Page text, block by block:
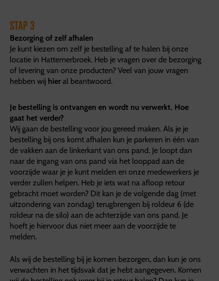
Stap 3
Bezorging of zelf afhalen
Je kunt kiezen om zelf je bestelling af te halen bij onze
locatie in Hattemerbroek. Heb je vragen over de bezorging
of levering van onze producten? Veel van jouw vragen
hebben wij hier al beantwoord.
Je bestelling is ontvangen en wordt nu verwerkt. Hoe
gaat het verder?
Wij gaan de bestelling voor jou gereed maken. Als je je
bestelling bij ons komt afhalen kun je parkeren in één van
de vakken aan de linkerkant van ons pand. Je loopt dan
naar de ingang van ons pand via het looppad aan de
voorzijde waar je je kunt melden en onze medewerkers je
verder zullen helpen. Heb je iets wat na afloop retour
gebracht moet worden? Dit kan je de volgende dag (met
uitzondering van zondag) terugbrengen bij roldeur 6 (de
roldeur na de silo) aan de achterzijde van ons pand. Je
hoeft je hiervoor dus niet meer aan de voorzijde te
melden.
Als wij de bestelling bij je komen bezorgen, dan kun je ons
verwachten in het tijdsvak dat je hebt aangegeven. Komen